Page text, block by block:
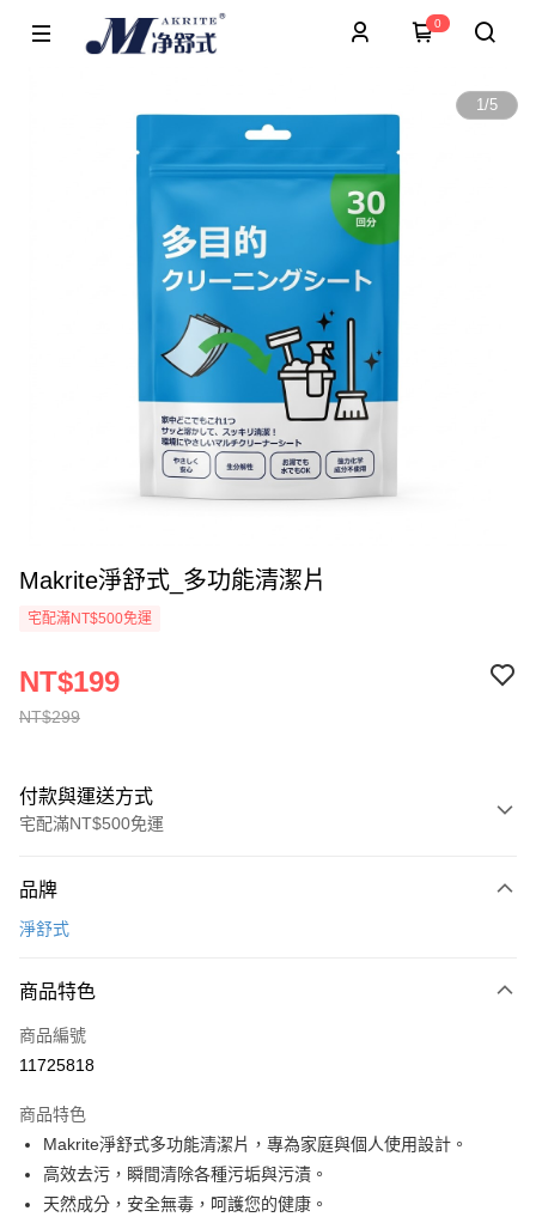
0
1/5
Makrite淨舒式_多功能清潔片
宅配滿NT$500免運
NT$299
NT$199
付款與運送方式
宅配滿NT$500免運
信用卡一次付款
ATM付款
貨到付款
宅配(滿500元免運費)
每筆NT$120，滿NT$500(含以上)免運費
貨到付款
品牌
淨舒式
商品特色
商品編號
11725818
商品特色
Makrite淨舒式多功能清潔片，專為家庭與個人使用設計。
高效去污，瞬間清除各種污垢與污漬。
天然成分，安全無毒，呵護您的健康。